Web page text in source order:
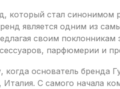
который стал синонимом
является одним из
своим поклонникам
парфюмерии и
когда основатель бренда
С самого начала